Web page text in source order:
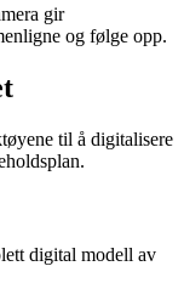
gir
og følge opp.
til å digitalisere
digital modell av